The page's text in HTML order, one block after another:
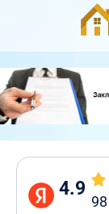
4.9
98